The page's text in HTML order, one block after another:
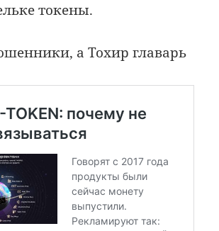
токены.
а Тохир главарь